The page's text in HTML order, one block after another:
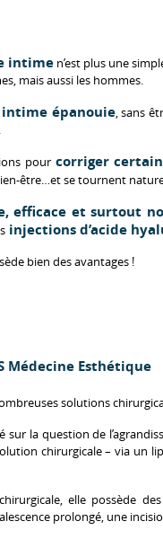
intime n’est plus une
mais aussi les hommes.
épanouie, sans
pour corriger
être…et se tournent
efficace et surtout
injections d’acide
bien des avantages !
Médecine Esthétique
solutions
sur la question de
chirurgicale – via un
elle possède
prolongé, une